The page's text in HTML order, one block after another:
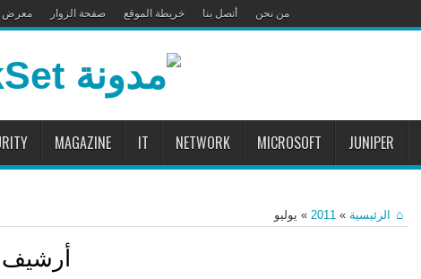
معرض صفحة الزوار خريطة الموقع أتصل بنا من نحن
MAGAZINE IT NETWORK MICROSOFT JUNIPER
الرئيسية »
2011
» يوليو